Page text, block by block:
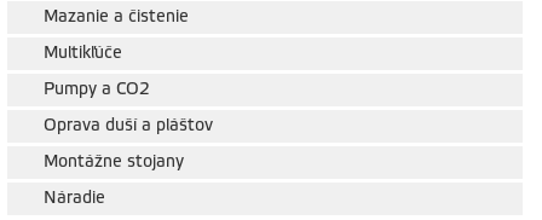
Mazanie a čistenie
Multikľúče
Pumpy a CO2
Oprava duší a pláštov
Montážne stojany
Náradie